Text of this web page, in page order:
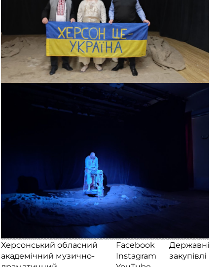
Херсонський обласний
академічний музично-
Facebook
Instagram
Державні
закупівлі